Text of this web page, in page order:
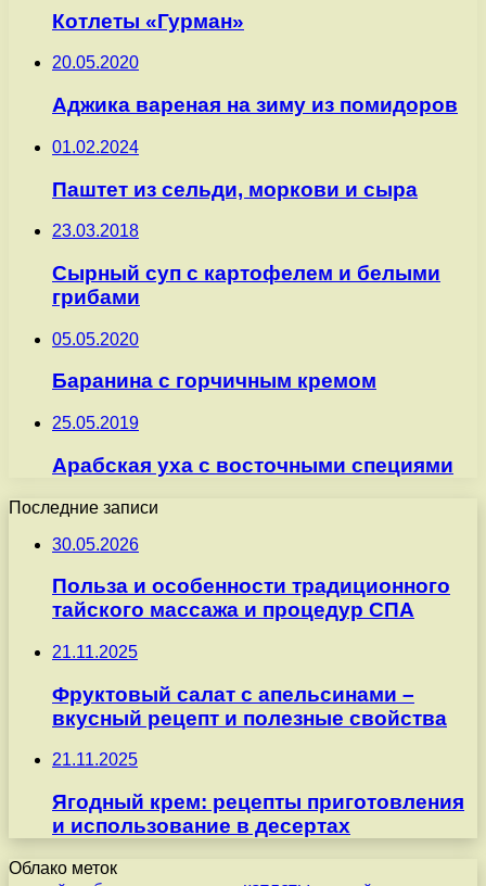
Котлеты «Гурман»
20.05.2020
Аджика вареная на зиму из помидоров
01.02.2024
Паштет из сельди, моркови и сыра
23.03.2018
Сырный суп с картофелем и белыми
грибами
05.05.2020
Баранина с горчичным кремом
25.05.2019
Арабская уха с восточными специями
Последние записи
30.05.2026
Польза и особенности традиционного
тайского массажа и процедур СПА
21.11.2025
Фруктовый салат с апельсинами –
вкусный рецепт и полезные свойства
21.11.2025
Ягодный крем: рецепты приготовления
и использование в десертах
Облако меток